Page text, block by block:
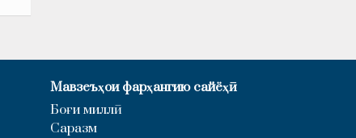
Мавзеъҳои фарҳангию сайёҳӣ
Боғи миллӣ
Саразм